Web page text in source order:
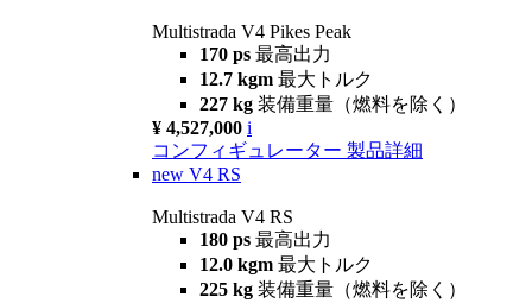
Multistrada V4 Pikes Peak
170 ps 最高出力
12.7 kgm 最大トルク
227 kg 装備重量（燃料を除く）
¥ 4,527,000 i
コンフィギュレーター 製品詳細
new V4 RS
Multistrada V4 RS
180 ps 最高出力
12.0 kgm 最大トルク
225 kg 装備重量（燃料を除く）